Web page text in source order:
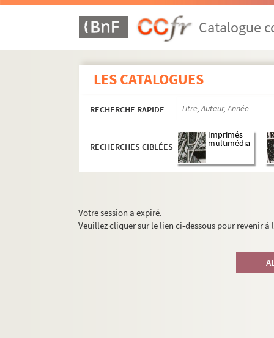
Catalogue
LES CATALOGUES
RECHERCHE RAPIDE
RECHERCHES CIBLÉES
Imprimés
multimédia
Votre session a expiré.
Veuillez cliquer sur le lien ci-dessous pour revenir